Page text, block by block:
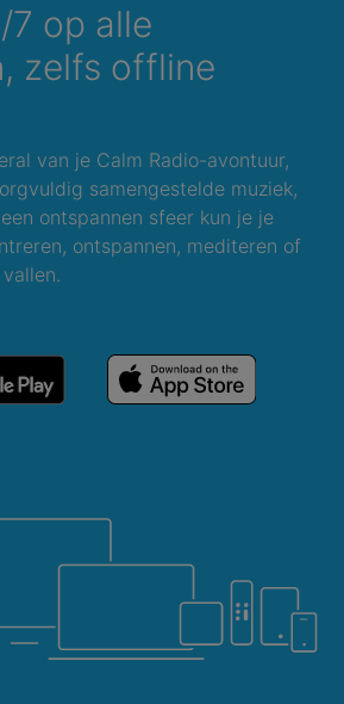
7 op alle
zelfs offline
van je Calm Radio-avontuur,
samengestelde muziek,
ontspannen sfeer kun je je
ontspannen, mediteren of